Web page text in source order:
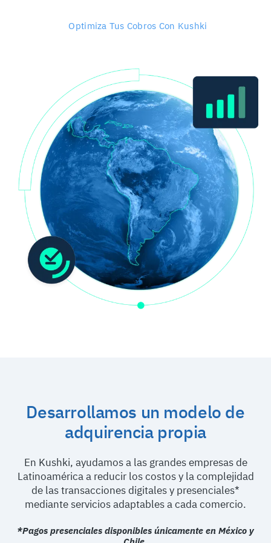
Optimiza Tus Cobros Con Kushki
Desarrollamos un modelo de
adquirencia propia
En Kushki, ayudamos a las grandes empresas de
Latinoamérica a reducir los costos y la complejidad
de las transacciones digitales y presenciales*
mediante servicios adaptables a cada comercio.
*Pagos presenciales disponibles únicamente en México y